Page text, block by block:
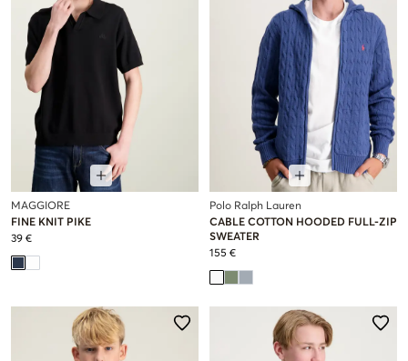
MAGGIORE
FINE KNIT PIKE
39 €
Polo Ralph Lauren
CABLE COTTON HOODED FULL-ZIP
SWEATER
155 €